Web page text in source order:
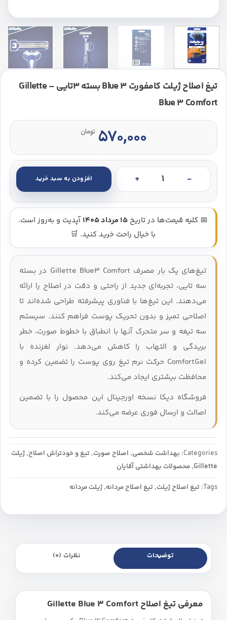
تیغ اصلاح ژیلت کامفورت Blue 3 بسته 3تایی – Gillette
Blue 3 Comfort
۵۷۰,۰۰۰ تومان
تیغ‌های یک‌ بار مصرف Gillette Blue3 Comfort در بسته
سه‌ تایی، تجربه‌ای جدید از راحتی و دقت در اصلاح را ارائه
می‌دهند. این تیغ‌ها با فناوری پیشرفته طراحی شده‌اند تا
اصلاحی تمیز و بدون تحریک پوست فراهم کنند. سیستم
سه‌ تیغه و سر متحرک آنها با انطباق با خطوط صورت، خطر
بریدگی و التهاب را کاهش می‌دهد. نوار لغزنده با
ComfortGel حرکت نرم تیغ روی پوست را تضمین کرده و
محافظت بیشتری ایجاد می‌کند.
فروشگاه دیکا نسخه اورجینال این محصول را با تضمین
اصالت و ارسال فوری عرضه می‌کند.
📅 کلیه قیمت‌ها در تاریخ15 مرداد 1405
آپدیت و به‌روز است.
با خیال راحت خرید کنید. 🛒
تیغ اصلاح ژیلت کامفورت Blue 3 بسته 3تایی – Gillette Blue 3 Comfort عدد افزودن به سبد خرید
Categories: بهداشت شخصی, اصلاح صورت, تیغ و خودتراش اصلاح, ژیلت
Gillette
, محصولات بهداشتی آقایان
Tags: تیغ اصلاح ژیلت, تیغ اصلاح مردانه, ژیلت مردانه
توضیحات نظرات (0)
معرفی تیغ اصلاح Gillette Blue 3 Comfort